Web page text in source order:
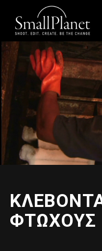
Πρόγραμμα
Αναπαραγωγής
Βίντεο
ΦΤΩΧΟΥΣ